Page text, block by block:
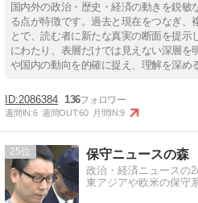
国内外の政治・歴史・経済の動きを鋭
る点が特徴です。過去と現在をつなぎ、
とで、読む者に新たな真実の断面を提示
にわたり、表層だけでは見えない深層を
や国内の動向を的確に捉え、理解を深め
2086384 136
週間IN:6 週間OUT:60 月間IN:9
25 保守ニュースの森
政治・経済ニュースの
東アジアや欧米の保守